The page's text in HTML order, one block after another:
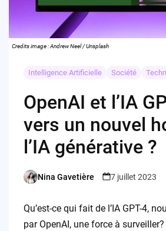
Credits image : Andrew Neel / Unsplash
Intelligence Artificielle Société
OpenAI et l’IA
vers un nouvel
l’IA générative ?
Posted
Nina Gavetière 7 juillet 2023
Qu’est-ce qui fait de l’IA GPT-4,
par OpenAI, une force à surveiller?